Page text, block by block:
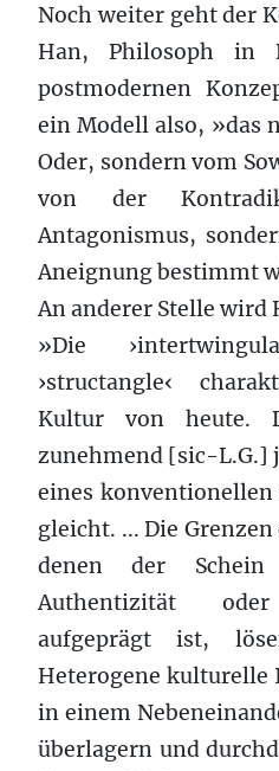
Noch weiter geht der
Han, Philosoph in
postmodernen
ein Modell also, »das
Oder, sondern vom
von der
Antagonismus,
Aneignung bestimmt
An anderer Stelle wird
»Die
›structangle‹
Kultur von heute.
zunehmend [sic-L.G.]
eines konventionellen
gleicht. ... Die
denen der
Authentizität
aufgeprägt ist,
Heterogene kulturelle
in einem
überlagern und